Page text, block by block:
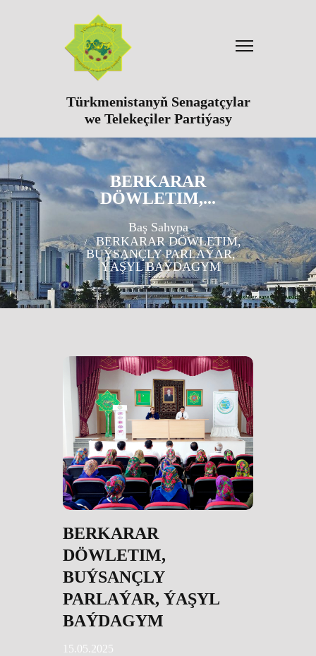
Türkmenistanyň Senagatçylar
we Telekeçiler Partiýasy
BERKARAR
DÖWLETIM,...
Baş Sahypa
BERKARAR DÖWLETIM,
BUÝSANÇLY PARLAÝAR,
ÝAŞYL BAÝDAGYM
BERKARAR
DÖWLETIM,
BUÝSANÇLY
PARLAÝAR, ÝAŞYL
BAÝDAGYM
15.05.2025